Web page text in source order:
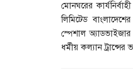
মোনঘরের
লিমিটেড
স্পেশাল
ধর্মীয় কল্যান